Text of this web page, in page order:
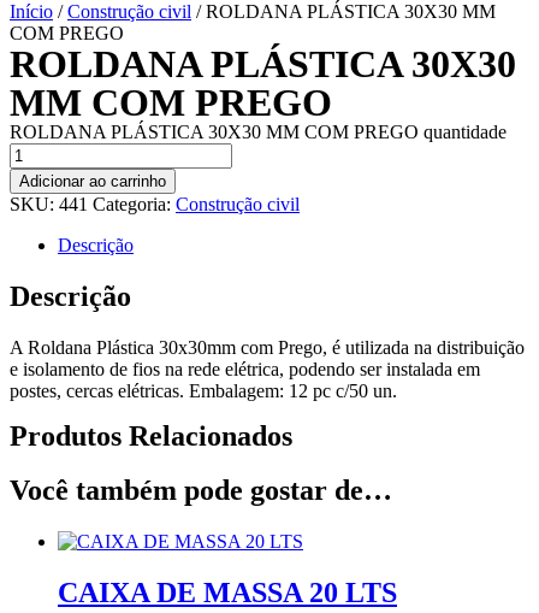
Início /Construção civil / ROLDANA PLÁSTICA 30X30 MM
COM PREGO
ROLDANA PLÁSTICA 30X30
MM COM PREGO
ROLDANA PLÁSTICA 30X30 MM COM PREGO quantidade
Adicionar ao carrinho
SKU: 441 Categoria: Construção civil
Descrição
Descrição
A Roldana Plástica 30x30mm com Prego, é utilizada na distribuição
e isolamento de fios na rede elétrica, podendo ser instalada em
postes, cercas elétricas. Embalagem: 12 pc c/50 un.
Produtos Relacionados
Você também pode gostar de…
CAIXA DE MASSA 20 LTS